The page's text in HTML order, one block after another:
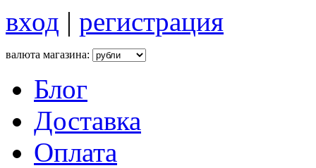
вход | регистрация
валюта магазина:
Блог
Доставка
Оплата